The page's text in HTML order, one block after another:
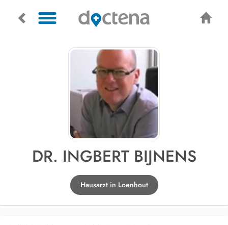
DR. INGBERT BIJNENS
Hausarzt in Loenhout